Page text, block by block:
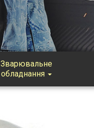
Зварювальне
обладнання